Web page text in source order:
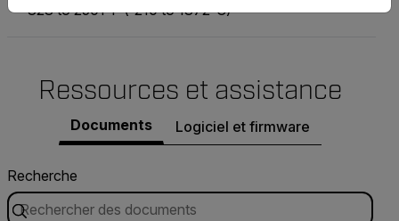
-328 to 2501°F (-210 to 1372°C)
Ressources et assistance
Documents Logiciel et firmware
Recherche